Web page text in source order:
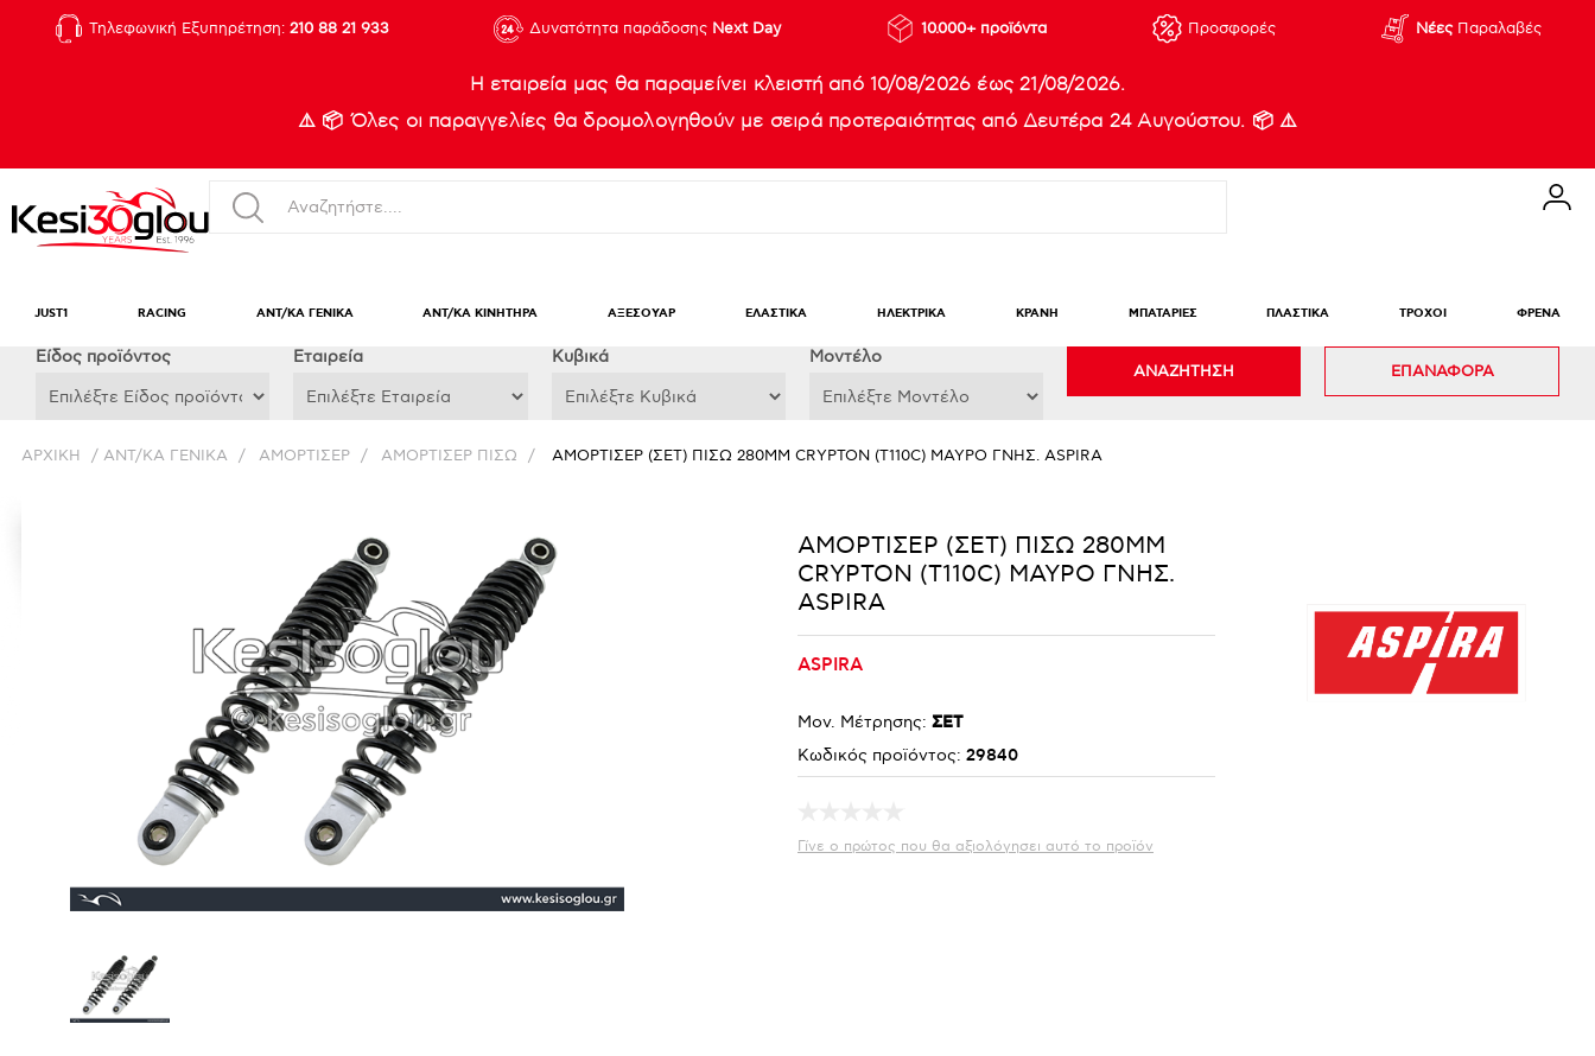
Τηλεφωνική Εξυπηρέτηση: 210 88 21 933 Δυνατότητα παράδοσης Next Day 10.000+ προϊόντα Προσφορές ΝέεςΠαραλαβές
Η εταιρεία μας θα παραμείνει κλειστή από 10/08/2026 έως 21/08/2026.
⚠️ 📦 Όλες οι παραγγελίες θα δρομολογηθούν με σειρά προτεραιότητας από Δευτέρα 24 Αυγούστου. 📦 ⚠️
JUST1 RACING ΑΝΤ/ΚΑ ΓΕΝΙΚΑ ΑΝΤ/ΚΑ ΚΙΝΗΤΗΡΑ ΑΞΕΣΟΥΑΡ ΕΛΑΣΤΙΚΑ ΗΛΕΚΤΡΙΚΑ ΚΡΑΝΗ ΜΠΑΤΑΡΙΕΣ ΠΛΑΣΤΙΚΑ ΤΡΟΧΟΙ ΦΡΕΝΑ
Eίδος προϊόντος Εταιρεία Κυβικά Μοντέλο
ΑΝΑΖΗΤΗΣΗ ΕΠΑΝΑΦΟΡΑ
ΑΡΧΙΚΉ / ΑΝΤ/ΚΑ ΓΕΝΙΚΑ / ΑΜΟΡΤΙΣΕΡ / ΑΜΟΡΤΙΣΕΡ ΠΙΣΩ / ΑΜΟΡΤΙΣΕΡ (ΣΕΤ) ΠΙΣΩ 280MM CRYPTON (T110C) ΜΑΥΡΟ ΓΝΗΣ. ASPIRA
ΑΜΟΡΤΙΣΕΡ (ΣΕΤ) ΠΙΣΩ 280MM
CRYPTON (T110C) ΜΑΥΡΟ ΓΝΗΣ.
ASPIRA
ASPIRA
Μον. Μέτρησης: ΣΕΤ
Κωδικός προϊόντος: 29840
Γίνε ο πρώτος που θα αξιολόγησει αυτό το προϊόν